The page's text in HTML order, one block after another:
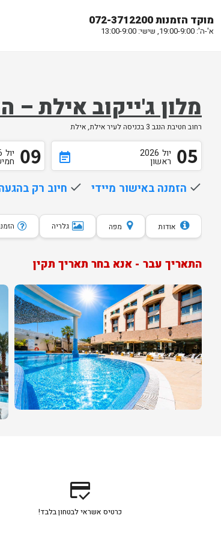
מוקד הזמנות 072-3712200
א'-ה': 19:00-9:00, שישי: 13:00-9:00
מלון ג'ייקוב אילת –
רחוב חטיבת הנגב 3 בכניסה לעיר אילת, אילת
event_note 05 יול 2026
ראשון 09 יול
done הזמנה באישור מיידי done חיוב רק
אודות מפה גלריה הזמנת 10
התאריך עבר - אנא בחר תאריך תקין
credit_score
כרטיס אשראי לבטחון בלבד!